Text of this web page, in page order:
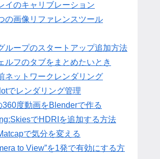
イのキャリブレーション
の画像リファレンスツール
ループのスタートアップ追加方法
ルフのタブをまとめたいとき
ネットワークレンダリング
でレンダリング管理
360度動画をBlenderで作る
でHDRIを追加する方法
で気分を変える
to View”を1発で有効にする方